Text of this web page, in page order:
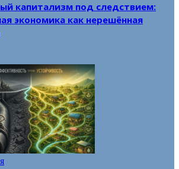
капитализм под следствием:
экономика как нерешённая